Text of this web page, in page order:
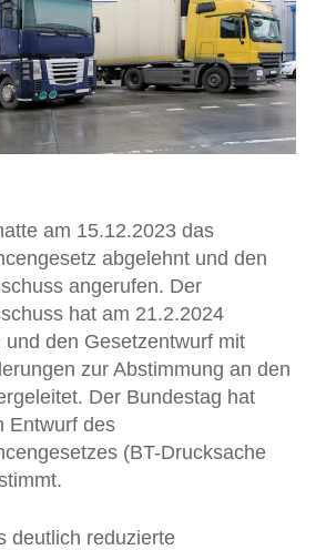
am 15.12.2023 das
abgelehnt und den
angerufen. Der
hat am 21.2.2024
den Gesetzentwurf mit
zur Abstimmung an den
Der Bundestag hat
Entwurf des
(BT-Drucksache
deutlich reduzierte